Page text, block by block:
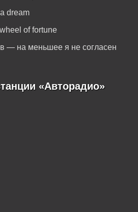
dream
of fortune
— на меньшее я не согласен
«Авторадио»